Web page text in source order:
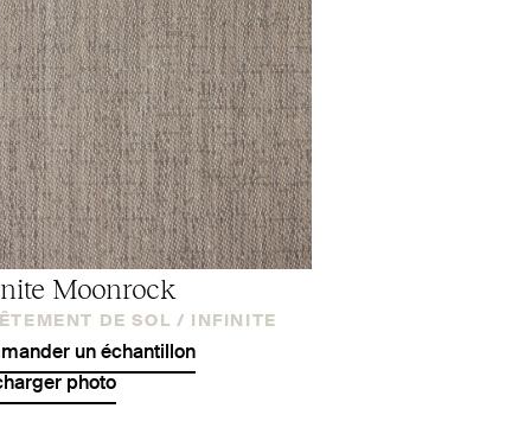
Moonrock
DE SOL / INFINITE
un échantillon
photo